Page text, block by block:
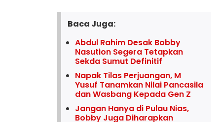
Baca Juga:
Abdul Rahim Desak Bobby
Nasution Segera Tetapkan
Sekda Sumut Definitif
Napak Tilas Perjuangan, M
Yusuf Tanamkan Nilai Pancasila
dan Wasbang Kepada Gen Z
Jangan Hanya di Pulau Nias,
Bobby Juga Diharapkan